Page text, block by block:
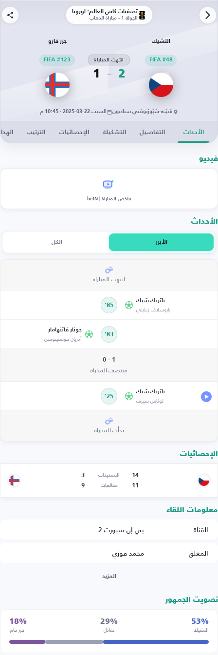
تصفيات كأس العالم: أوروبا
الجولة 1 - مباراة الذهاب
التشيك
FIFA #48
2
انتهت المباراة
1
جزر فارو
FIFA #123
فْشِه-سْپُورْتُوفْني ستاديون السبت 22-03-2025 · 10:45 م
الأحداث التفاصيل التشكيلة الإحصائيات الترتيب
فيديو
ملخص المباراة | beIN
الأحداث
الأبرز الكل
انتهت المباراة
باتريك شيك
ياروسلاف زيليني 85’
83’
جونار فاتنهامار
أدريان جوستينوسن
1 - 0
منتصف المباراة
باتريك شيك
لوكاس سيرف 25’
بدأت المباراة
الإحصائيات
14 التسديدات
3
11
مخالفات 9
معلومات اللقاء
القناة
بي إن سبورت 2
المعلق
محمد فوزي
المزيد
تصويت الجمهور
53%
التشيك
29%
تعادل
18%
جزر فارو